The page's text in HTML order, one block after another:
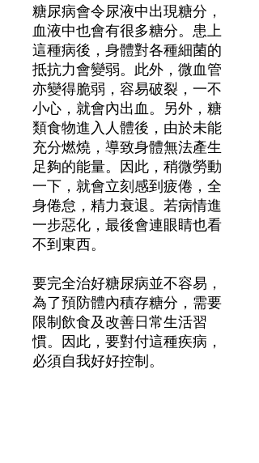
糖尿病會令尿液中出現糖分，
血液中也會有很多糖分。患上
這種病後，身體對各種細菌的
抵抗力會變弱。此外，微血管
亦變得脆弱，容易破裂，一不
小心，就會內出血。另外，糖
類食物進入人體後，由於未能
充分燃燒，導致身體無法產生
足夠的能量。因此，稍微勞動
一下，就會立刻感到疲倦，全
身倦怠，精力衰退。若病情進
一步惡化，最後會連眼睛也看
不到東西。
要完全治好糖尿病並不容易，
為了預防體內積存糖分，需要
限制飲食及改善日常生活習
慣。因此，要對付這種疾病，
必須自我好好控制。